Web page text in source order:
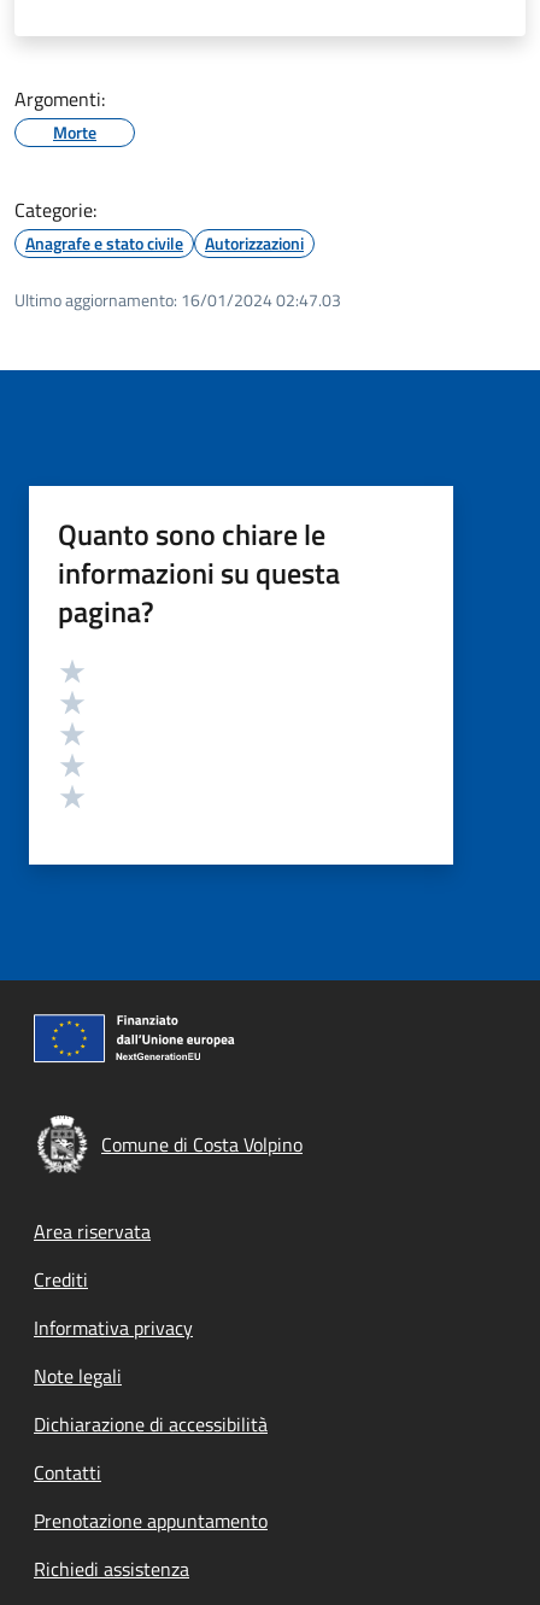
Argomenti:
Morte
Categorie:
Anagrafe e stato civile Autorizzazioni
Ultimo aggiornamento: 16/01/2024 02:47.03
Quanto sono chiare le
informazioni su questa
pagina?
Valutazione
Comune di Costa Volpino
Footer menu
Area riservata
Crediti
Informativa privacy
Note legali
Dichiarazione di accessibilità
Contatti
Prenotazione appuntamento
Richiedi assistenza